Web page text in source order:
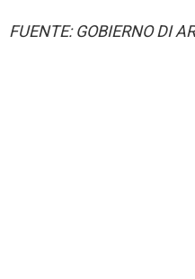
FUENTE: GOBIERNO DI